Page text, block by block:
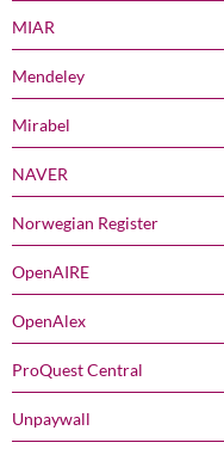
MIAR
Mendeley
Mirabel
NAVER
Norwegian Register
OpenAIRE
OpenAlex
ProQuest Central
Unpaywall